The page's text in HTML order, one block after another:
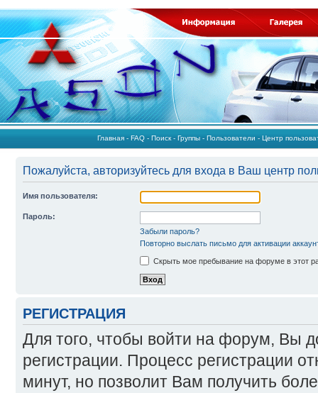
Главная - FAQ - Поиск - Группы - Пользователи - Центр
Пожалуйста, авторизуйтесь для входа в Ваш центр
Имя пользователя:
Пароль:
Забыли пароль?
Повторно выслать письмо для активации
Скрыть мое пребывание на форуме в этот
РЕГИСТРАЦИЯ
Для того, чтобы войти на форум, Вы
регистрации. Процесс регистрации
минут, но позволит Вам получить